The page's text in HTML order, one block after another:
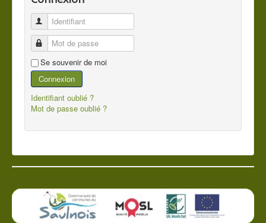
Identifiant
Mot de passe
Se souvenir de moi
Connexion
Identifiant oublié ?
Mot de passe oublié ?